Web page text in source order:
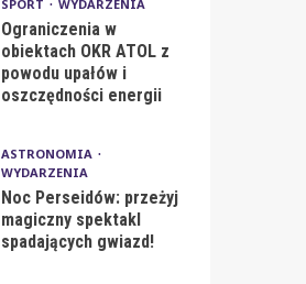
SPORT WYDARZENIA
Ograniczenia w
obiektach OKR ATOL z
powodu upałów i
oszczędności energii
ASTRONOMIA
WYDARZENIA
Noc Perseidów: przeżyj
magiczny spektakl
spadających gwiazd!